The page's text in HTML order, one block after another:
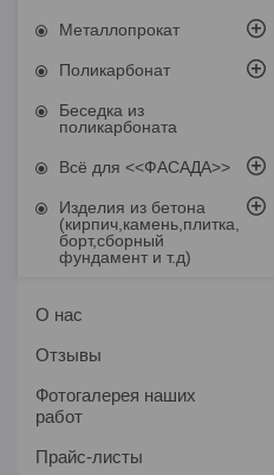
Металлопрокат
Поликарбонат
Беседка из
поликарбоната
Всё для <<ФАСАДА>>
Изделия из бетона
(кирпич,камень,плитка,
борт,сборный
фундамент и т.д)
О нас
Отзывы
Фотогалерея наших
работ
Прайс-листы